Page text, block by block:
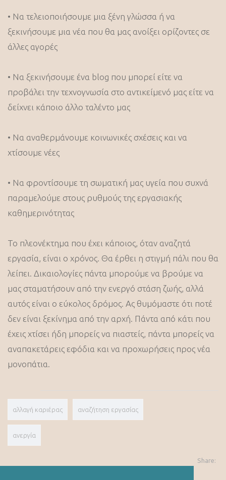
• Να τελειοποιήσουμε μια ξένη γλώσσα ή να
ξεκινήσουμε μια νέα που θα μας ανοίξει ορίζοντες σε
άλλες αγορές
• Να ξεκινήσουμε ένα blog που μπορεί είτε να
προβάλει την τεχνογνωσία στο αντικείμενό μας είτε να
δείχνει κάποιο άλλο ταλέντο μας
• Να αναθερμάνουμε κοινωνικές σχέσεις και να
χτίσουμε νέες
• Να φροντίσουμε τη σωματική μας υγεία που συχνά
παραμελούμε στους ρυθμούς της εργασιακής
καθημερινότητας
Το πλεονέκτημα που έχει κάποιος, όταν αναζητά
εργασία, είναι ο χρόνος. Θα έρθει η στιγμή πάλι που θα
λείπει. Δικαιολογίες πάντα μπορούμε να βρούμε να
μας σταματήσουν από την ενεργό στάση ζωής, αλλά
αυτός είναι ο εύκολος δρόμος. Ας θυμόμαστε ότι ποτέ
δεν είναι ξεκίνημα από την αρχή. Πάντα από κάτι που
έχεις χτίσει ήδη μπορείς να πιαστείς, πάντα μπορείς να
αναπακετάρεις εφόδια και να προχωρήσεις προς νέα
μονοπάτια.
αλλαγή καριέρας αναζήτηση εργασίας
ανεργία
Share: